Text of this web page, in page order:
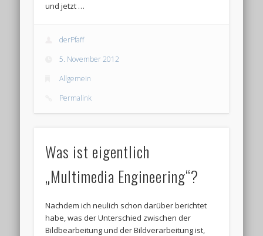
und jetzt …
derPfaff
5. November 2012
Allgemein
Permalink
Was ist eigentlich
„Multimedia Engineering“?
Nachdem ich neulich schon darüber berichtet
habe, was der Unterschied zwischen der
Bildbearbeitung und der Bildverarbeitung ist,